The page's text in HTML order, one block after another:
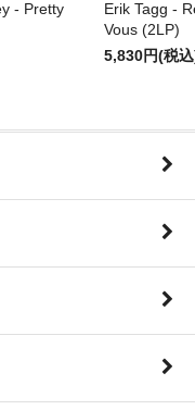
- Pretty
Erik Tagg -
Vous (2LP)
5,830円(税